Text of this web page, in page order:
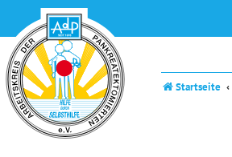
Startseite